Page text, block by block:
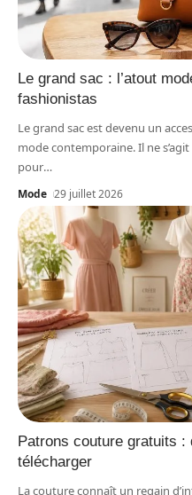
Le grand sac : l’atout
fashionistas
Le grand sac est devenu un
mode contemporaine. Il ne
pour…
Mode 29 juillet 2026
Patrons couture gratuits
télécharger
La couture connaît un regain